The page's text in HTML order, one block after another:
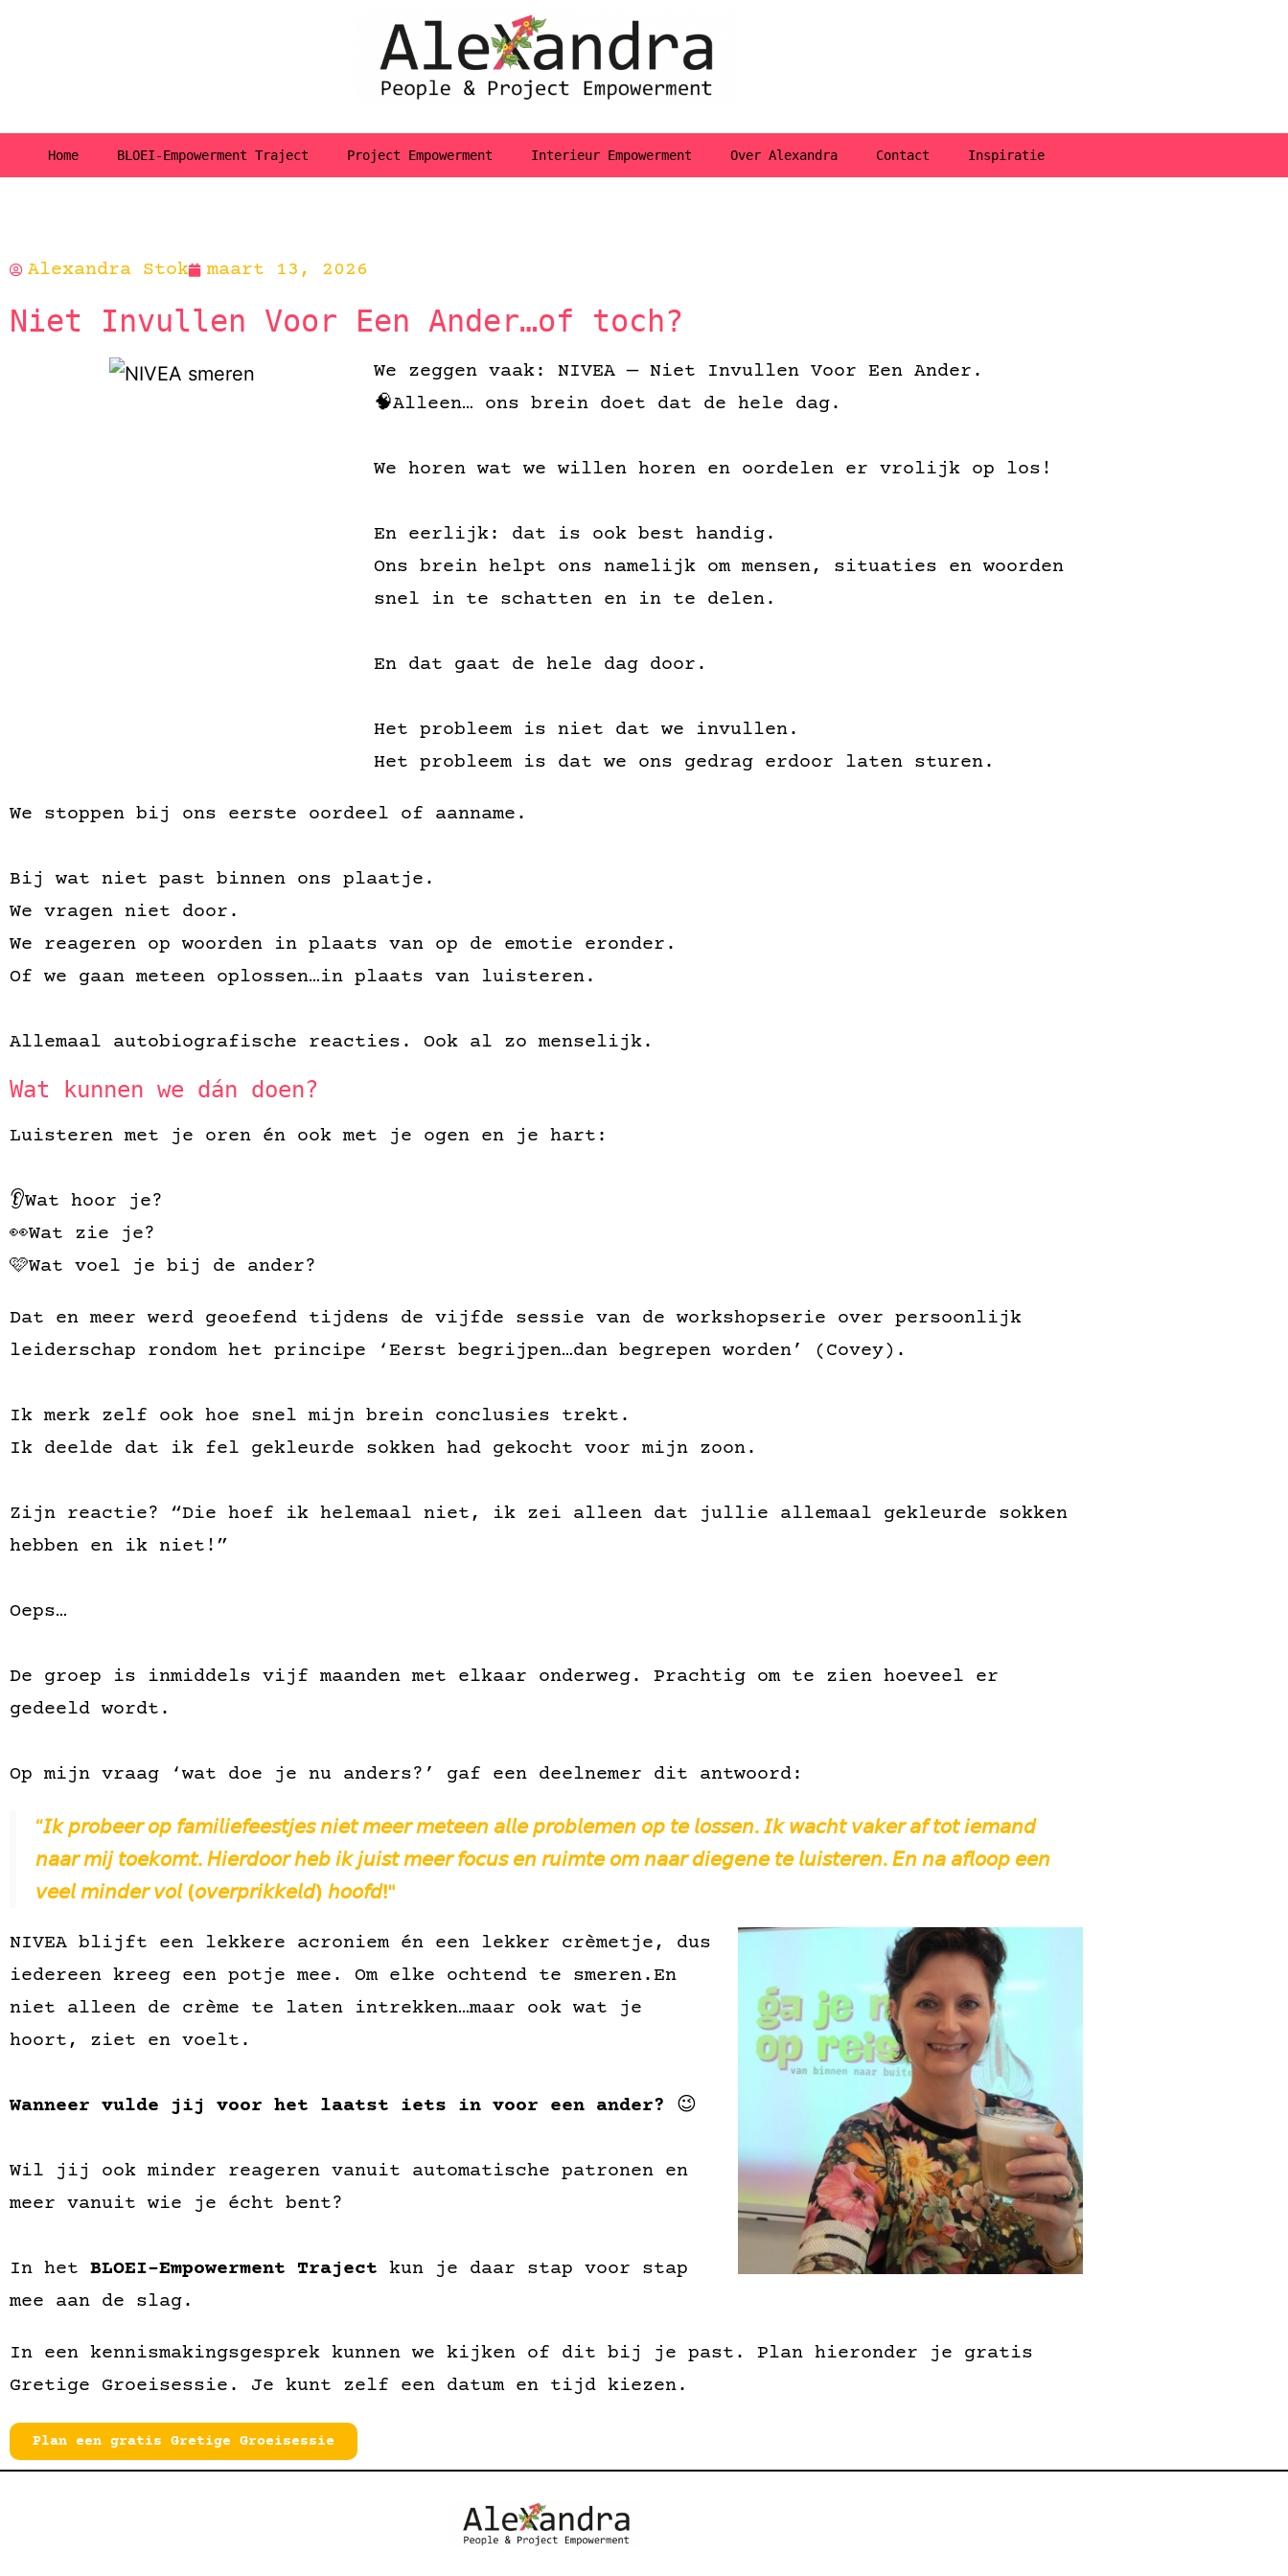
Home BLOEI-Empowerment Traject Project Empowerment Interieur Empowerment Over Alexandra Contact Inspiratie
Alexandra Stok maart 13, 2026
Niet Invullen Voor Een Ander…of toch?
We zeggen vaak: NIVEA — Niet Invullen Voor Een Ander.
🧠Alleen… ons brein doet dat de hele dag.
We horen wat we willen horen en oordelen er vrolijk op los!
En eerlijk: dat is ook best handig.
Ons brein helpt ons namelijk om mensen, situaties en woorden
snel in te schatten en in te delen.
En dat gaat de hele dag door.
Het probleem is niet dat we invullen.
Het probleem is dat we ons gedrag erdoor laten sturen.
We stoppen bij ons eerste oordeel of aanname.
Bij wat niet past binnen ons plaatje.
We vragen niet door.
We reageren op woorden in plaats van op de emotie eronder.
Of we gaan meteen oplossen…in plaats van luisteren.
Allemaal autobiografische reacties. Ook al zo menselijk.
Wat kunnen we dán doen?
Luisteren met je oren én ook met je ogen en je hart:
👂Wat hoor je?
👀Wat zie je?
🩷Wat voel je bij de ander?
Dat en meer werd geoefend tijdens de vijfde sessie van de workshopserie over persoonlijk
leiderschap rondom het principe ‘Eerst begrijpen…dan begrepen worden’ (Covey).
Ik merk zelf ook hoe snel mijn brein conclusies trekt.
Ik deelde dat ik fel gekleurde sokken had gekocht voor mijn zoon.
Zijn reactie? “Die hoef ik helemaal niet, ik zei alleen dat jullie allemaal gekleurde sokken
hebben en ik niet!”
Oeps…
De groep is inmiddels vijf maanden met elkaar onderweg. Prachtig om te zien hoeveel er
gedeeld wordt.
Op mijn vraag ‘wat doe je nu anders?’ gaf een deelnemer dit antwoord:
“𝘐𝘬 𝘱𝘳𝘰𝘣𝘦𝘦𝘳 𝘰𝘱 𝘧𝘢𝘮𝘪𝘭𝘪𝘦𝘧𝘦𝘦𝘴𝘵𝘫𝘦𝘴 𝘯𝘪𝘦𝘵 𝘮𝘦𝘦𝘳 𝘮𝘦𝘵𝘦𝘦𝘯 𝘢𝘭𝘭𝘦 𝘱𝘳𝘰𝘣𝘭𝘦𝘮𝘦𝘯 𝘰𝘱 𝘵𝘦 𝘭𝘰𝘴𝘴𝘦𝘯. 𝘐𝘬 𝘸𝘢𝘤𝘩𝘵 𝘷𝘢𝘬𝘦𝘳 𝘢𝘧 𝘵𝘰𝘵 𝘪𝘦𝘮𝘢𝘯𝘥
𝘯𝘢𝘢𝘳 𝘮𝘪𝘫 𝘵𝘰𝘦𝘬𝘰𝘮𝘵. 𝘏𝘪𝘦𝘳𝘥𝘰𝘰𝘳 𝘩𝘦𝘣 𝘪𝘬 𝘫𝘶𝘪𝘴𝘵 𝘮𝘦𝘦𝘳 𝘧𝘰𝘤𝘶𝘴 𝘦𝘯 𝘳𝘶𝘪𝘮𝘵𝘦 𝘰𝘮 𝘯𝘢𝘢𝘳 𝘥𝘪𝘦𝘨𝘦𝘯𝘦 𝘵𝘦 𝘭𝘶𝘪𝘴𝘵𝘦𝘳𝘦𝘯. 𝘌𝘯 𝘯𝘢 𝘢𝘧𝘭𝘰𝘰𝘱 𝘦𝘦𝘯
𝘷𝘦𝘦𝘭 𝘮𝘪𝘯𝘥𝘦𝘳 𝘷𝘰𝘭 (𝘰𝘷𝘦𝘳𝘱𝘳𝘪𝘬𝘬𝘦𝘭𝘥) 𝘩𝘰𝘰𝘧𝘥!"
NIVEA blijft een lekkere acroniem én een lekker crèmetje, dus
iedereen kreeg een potje mee. Om elke ochtend te smeren.En
niet alleen de crème te laten intrekken…maar ook wat je
hoort, ziet en voelt.
Wanneer vulde jij voor het laatst iets in voor een ander? 😉
Wil jij ook minder reageren vanuit automatische patronen en
meer vanuit wie je écht bent?
In het BLOEI-Empowerment Traject kun je daar stap voor stap
mee aan de slag.
In een kennismakingsgesprek kunnen we kijken of dit bij je past. Plan hieronder je gratis
Gretige Groeisessie. Je kunt zelf een datum en tijd kiezen.
Plan een gratis Gretige Groeisessie